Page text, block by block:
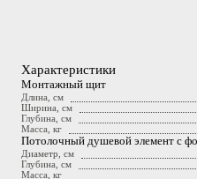
Характеристики
Монтажный щит
Длина, см
Ширина, см
Глубина, см
Масса, кг
Потолочный душевой элемент с
Диаметр, см
Глубина, см
Масса, кг